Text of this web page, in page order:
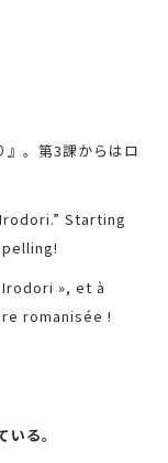
』。第3課からはロ
Starting
», et à
romanisée !
る。